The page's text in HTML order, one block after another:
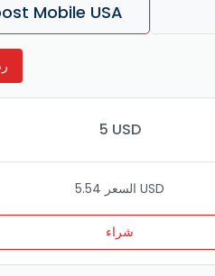
Mobile USA
5 USD
السعر 5.54 USD
شراء